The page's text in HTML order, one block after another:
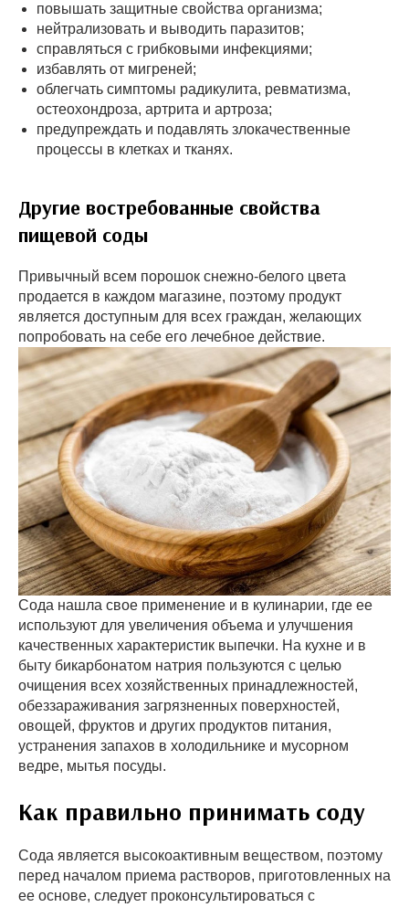
повышать защитные свойства организма;
нейтрализовать и выводить паразитов;
справляться с грибковыми инфекциями;
избавлять от мигреней;
облегчать симптомы радикулита, ревматизма,
остеохондроза, артрита и артроза;
предупреждать и подавлять злокачественные
процессы в клетках и тканях.
Другие востребованные свойства
пищевой соды
Привычный всем порошок снежно-белого цвета
продается в каждом магазине, поэтому продукт
является доступным для всех граждан, желающих
попробовать на себе его лечебное действие.
Сода нашла свое применение и в кулинарии, где ее
используют для увеличения объема и улучшения
качественных характеристик выпечки. На кухне и в
быту бикарбонатом натрия пользуются с целью
очищения всех хозяйственных принадлежностей,
обеззараживания загрязненных поверхностей,
овощей, фруктов и других продуктов питания,
устранения запахов в холодильнике и мусорном
ведре, мытья посуды.
Как правильно принимать соду
Сода является высокоактивным веществом, поэтому
перед началом приема растворов, приготовленных на
ее основе, следует проконсультироваться с